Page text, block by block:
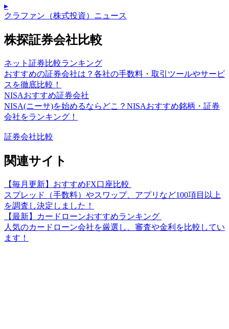
▸
クラファン（株式投資）ニュース
株探証券会社比較
ネット証券比較ランキング
おすすめの証券会社は？各社の手数料・取引ツールやサービ
スを徹底比較！
NISAおすすめ証券会社
NISA(ニーサ)を始めるならどこ？NISAおすすめ銘柄・証券
会社をランキング！
証券会社比較
関連サイト
【毎月更新】おすすめFX口座比較
スプレッド（手数料）やスワップ、アプリなど100項目以上
を調査し決定しました！
【最新】カードローンおすすめランキング
人気のカードローン会社を厳選し、審査や金利を比較してい
ます！